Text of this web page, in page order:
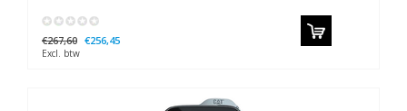
€267,60 €256,45
Excl. btw